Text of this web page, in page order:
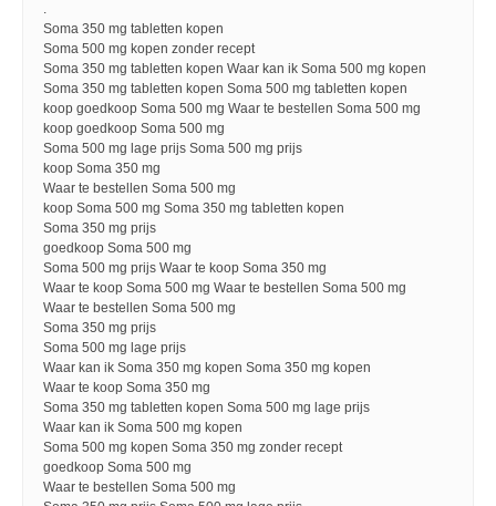
.
Soma 350 mg tabletten kopen
Soma 500 mg kopen zonder recept
Soma 350 mg tabletten kopen Waar kan ik Soma 500 mg kopen
Soma 350 mg tabletten kopen Soma 500 mg tabletten kopen
koop goedkoop Soma 500 mg Waar te bestellen Soma 500 mg
koop goedkoop Soma 500 mg
Soma 500 mg lage prijs Soma 500 mg prijs
koop Soma 350 mg
Waar te bestellen Soma 500 mg
koop Soma 500 mg Soma 350 mg tabletten kopen
Soma 350 mg prijs
goedkoop Soma 500 mg
Soma 500 mg prijs Waar te koop Soma 350 mg
Waar te koop Soma 500 mg Waar te bestellen Soma 500 mg
Waar te bestellen Soma 500 mg
Soma 350 mg prijs
Soma 500 mg lage prijs
Waar kan ik Soma 350 mg kopen Soma 350 mg kopen
Waar te koop Soma 350 mg
Soma 350 mg tabletten kopen Soma 500 mg lage prijs
Waar kan ik Soma 500 mg kopen
Soma 500 mg kopen Soma 350 mg zonder recept
goedkoop Soma 500 mg
Waar te bestellen Soma 500 mg